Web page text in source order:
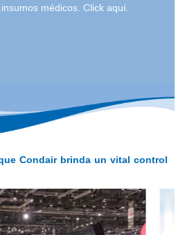
médicos. Click aquí.
Condair brinda un vital control